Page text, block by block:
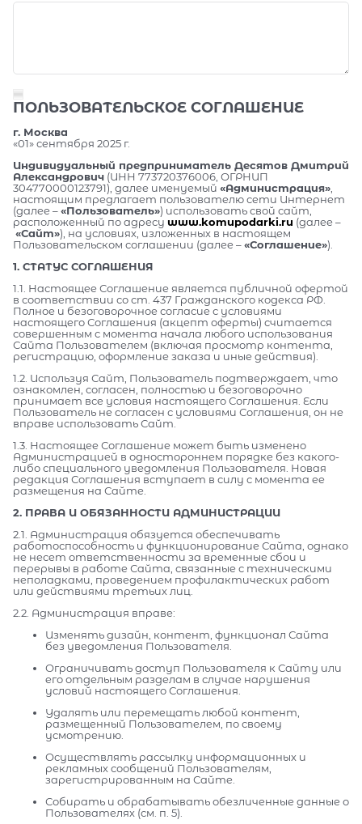
ПОЛЬЗОВАТЕЛЬСКОЕ СОГЛАШЕНИЕ
г. Москва
«01» сентября 2025 г.
Индивидуальный предприниматель Десятов Дмитрий
Александрович (ИНН 773720376006, ОГРНИП
304770000123791), далее именуемый «Администрация»
настоящим предлагает пользователю сети Интернет
(далее –«Пользователь») использовать свой сайт,
расположенный по адресу www.komupodarki.ru (далее –
«Сайт»), на условиях, изложенных в настоящем
Пользовательском соглашении (далее –«Соглашение»).
1. СТАТУС СОГЛАШЕНИЯ
1.1. Настоящее Соглашение является публичной офертой
в соответствии со ст. 437 Гражданского кодекса РФ.
Полное и безоговорочное согласие с условиями
настоящего Соглашения (акцепт оферты) считается
совершенным с момента начала любого использования
Сайта Пользователем (включая просмотр контента,
регистрацию, оформление заказа и иные действия).
1.2. Используя Сайт, Пользователь подтверждает, что
ознакомлен, согласен, полностью и безоговорочно
принимает все условия настоящего Соглашения. Если
Пользователь не согласен с условиями Соглашения, он не
вправе использовать Сайт.
1.3. Настоящее Соглашение может быть изменено
Администрацией в одностороннем порядке без какого-
либо специального уведомления Пользователя. Новая
редакция Соглашения вступает в силу с момента ее
размещения на Сайте.
2. ПРАВА И ОБЯЗАННОСТИ АДМИНИСТРАЦИИ
2.1. Администрация обязуется обеспечивать
работоспособность и функционирование Сайта, однако
не несет ответственности за временные сбои и
перерывы в работе Сайта, связанные с техническими
неполадками, проведением профилактических работ
или действиями третьих лиц.
2.2. Администрация вправе:
Изменять дизайн, контент, функционал Сайта
без уведомления Пользователя.
Ограничивать доступ Пользователя к Сайту или
его отдельным разделам в случае нарушения
условий настоящего Соглашения.
Удалять или перемещать любой контент,
размещенный Пользователем, по своему
усмотрению.
Осуществлять рассылку информационных и
рекламных сообщений Пользователям,
зарегистрированным на Сайте.
Собирать и обрабатывать обезличенные данные о
Пользователях (см. п. 5).